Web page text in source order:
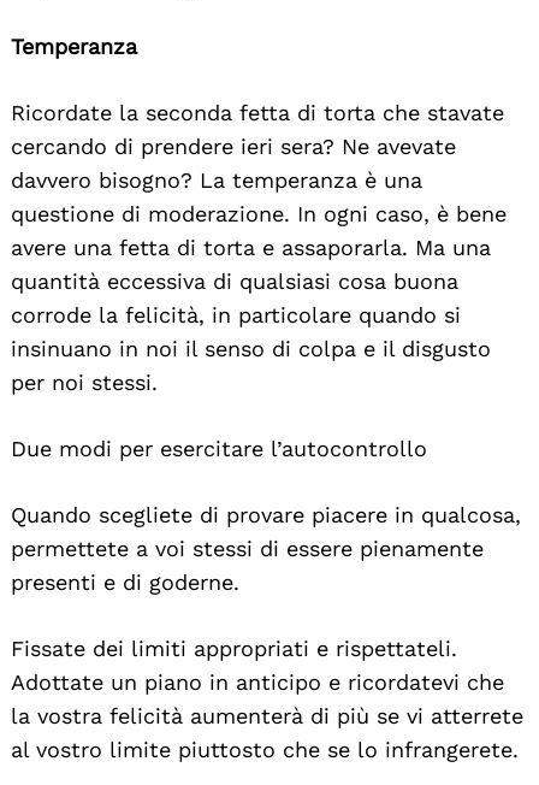
Temperanza
Ricordate la seconda fetta di torta che stavate
cercando di prendere ieri sera? Ne avevate
davvero bisogno? La temperanza è una
questione di moderazione. In ogni caso, è bene
avere una fetta di torta e assaporarla. Ma una
quantità eccessiva di qualsiasi cosa buona
corrode la felicità, in particolare quando si
insinuano in noi il senso di colpa e il disgusto
per noi stessi.
Due modi per esercitare l’autocontrollo
Quando scegliete di provare piacere in qualcosa,
permettete a voi stessi di essere pienamente
presenti e di goderne.
Fissate dei limiti appropriati e rispettateli.
Adottate un piano in anticipo e ricordatevi che
la vostra felicità aumenterà di più se vi atterrete
al vostro limite piuttosto che se lo infrangerete.